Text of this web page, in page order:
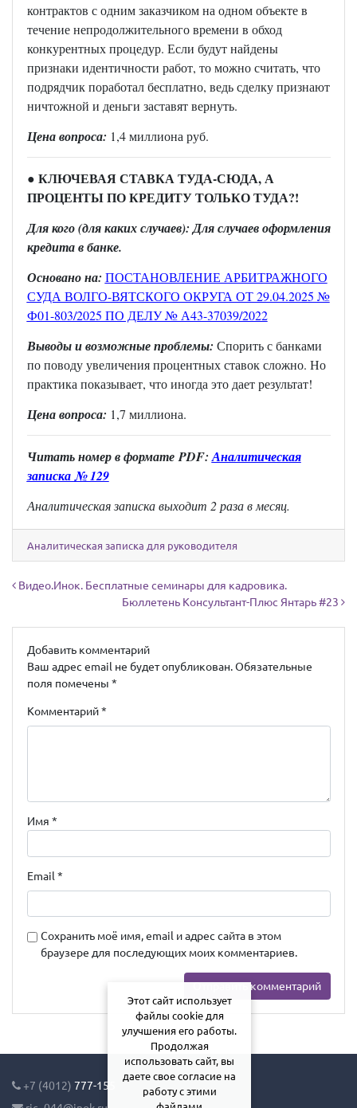
контрактов с одним заказчиком на одном объекте в
течение непродолжительного времени в обход
конкурентных процедур. Если будут найдены
признаки идентичности работ, то можно считать, что
подрядчик поработал бесплатно, ведь сделку признают
ничтожной и деньги заставят вернуть.
Цена вопроса: 1,4 миллиона руб.
● КЛЮЧЕВАЯ СТАВКА ТУДА-СЮДА, А
ПРОЦЕНТЫ ПО КРЕДИТУ ТОЛЬКО ТУДА?!
Для кого (для каких случаев): Для случаев оформления
кредита в банке.
Основано на: ПОСТАНОВЛЕНИЕ АРБИТРАЖНОГО
СУДА ВОЛГО-ВЯТСКОГО ОКРУГА ОТ 29.04.2025 №
Ф01-803/2025 ПО ДЕЛУ № А43-37039/2022
Выводы и возможные проблемы: Спорить с банками
по поводу увеличения процентных ставок сложно. Но
практика показывает, что иногда это дает результат!
Цена вопроса: 1,7 миллиона.
Читать номер в форматеPDF:Аналитическая
записка № 129
Аналитическая записка выходит 2 раза в месяц.
Аналитическая записка для руководителя
Навигация по записям
Видео.Инок. Бесплатные семинары для кадровика.
Бюллетень Консультант-Плюс Янтарь #23
Добавить комментарий
Ваш адрес email не будет опубликован. Обязательные
поля помечены *
Комментарий*
Имя *
Email *
Сохранить моё имя, email и адрес сайта в этом
браузере для последующих моих комментариев.
+7 (4012) 777-155
Этот сайт использует
файлы cookie для
улучшения его работы.
Продолжая
использовать сайт, вы
даете свое согласие на
работу с этими